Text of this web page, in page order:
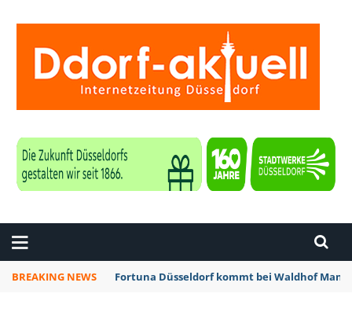
BREAKING NEWS Fortuna Düsseldorf kommt bei Waldhof